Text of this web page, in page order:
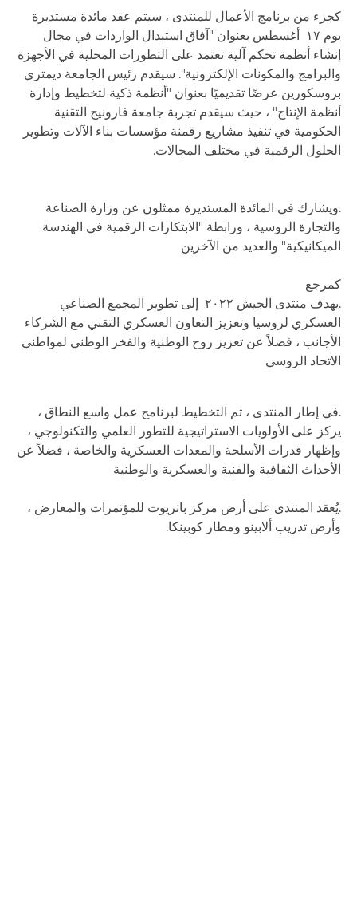
كجزء من برنامج الأعمال للمنتدى ، سيتم عقد مائدة مستديرة
يوم ١٧ أغسطس بعنوان "آفاق استبدال الواردات في مجال
إنشاء أنظمة تحكم آلية تعتمد على التطورات المحلية في الأجهزة
والبرامج والمكونات الإلكترونية". سيقدم رئيس الجامعة ديمتري
بروسكورين عرضًا تقديميًا بعنوان "أنظمة ذكية لتخطيط وإدارة
أنظمة الإنتاج" ، حيث سيقدم تجربة جامعة فارونيج التقنية
الحكومية في تنفيذ مشاريع رقمنة مؤسسات بناء الآلات وتطوير
الحلول الرقمية في مختلف المجالات.
.ويشارك في المائدة المستديرة ممثلون عن وزارة الصناعة
والتجارة الروسية ، ورابطة "الابتكارات الرقمية في الهندسة
الميكانيكية" والعديد من الآخرين
كمرجع
.يهدف منتدى الجيش ٢٠٢٢ إلى تطوير المجمع الصناعي
العسكري لروسيا وتعزيز التعاون العسكري التقني مع الشركاء
الأجانب ، فضلاً عن تعزيز روح الوطنية والفخر الوطني لمواطني
الاتحاد الروسي
.في إطار المنتدى ، تم التخطيط لبرنامج عمل واسع النطاق ،
يركز على الأولويات الاستراتيجية للتطور العلمي والتكنولوجي ،
وإظهار قدرات الأسلحة والمعدات العسكرية والخاصة ، فضلاً عن
الأحداث الثقافية والفنية والعسكرية والوطنية
.يُعقد المنتدى على أرض مركز باتريوت للمؤتمرات والمعارض ،
وأرض تدريب ألابينو ومطار كوبينكا.